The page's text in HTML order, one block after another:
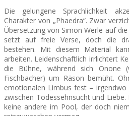
Die gelungene Sprachlichkeit
Charakter von „Phaedra“. Zwar
Übersetzung von Simon Werle auf
setzt auf freie Verse, doch die
bestehen. Mit diesem Material
arbeiten. Leidenschaftlich irrlichtert
die Bühne, während sich Önone
Fischbacher) um Räson bemüht.
emotionalen Limbus fest – irgendwo
zwischen Todessehnsucht und
keine andere im Pool, der doch